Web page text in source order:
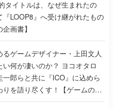
タイトルは、なぜ生まれたの
『LOOP8』へ受け継がれたもの
企画書】
るゲームデザイナー・上田文人
い何が凄いのか？ ヨコオタロ
一郎らと共に『ICO』に込めら
りを語り尽くす！【ゲームの企